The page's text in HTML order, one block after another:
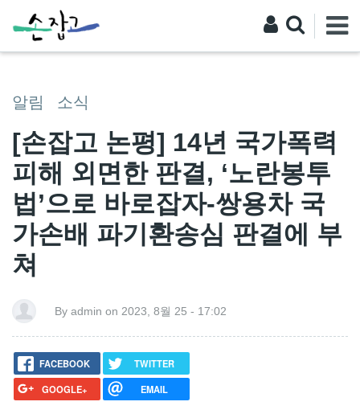
알림 소식
[손잡고 논평] 14년 국가폭력
피해 외면한 판결, ‘노란봉투
법’으로 바로잡자-쌍용차 국
가손배 파기환송심 판결에 부
쳐
By admin on 2023, 8월 25 - 17:02
FACEBOOK
TWITTER
GOOGLE+
EMAIL